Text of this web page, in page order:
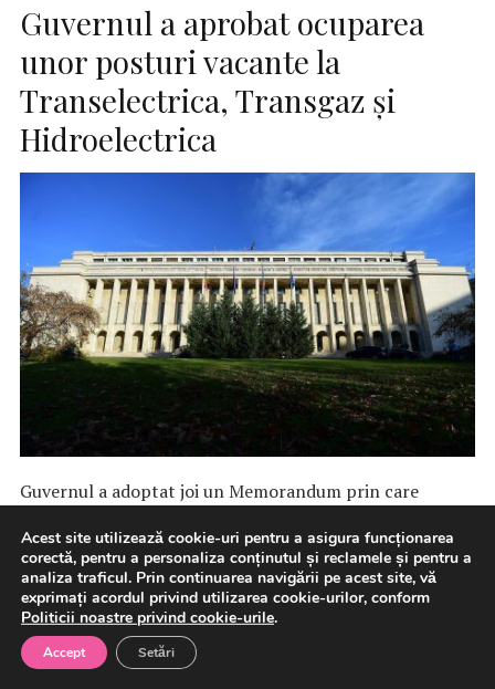
Guvernul a aprobat ocuparea
unor posturi vacante la
Transelectrica, Transgaz şi
Hidroelectrica
Guvernul a adoptat joi un Memorandum prin care
124 de posturi […]
6 august 2026 AfaceriEnergie
Acest site utilizează cookie-uri pentru a asigura funcționarea
corectă, pentru a personaliza conținutul și reclamele și pentru a
analiza traficul. Prin continuarea navigării pe acest site, vă
exprimați acordul privind utilizarea cookie-urilor, conform
Politicii noastre privind cookie-urile.
Accept Setări